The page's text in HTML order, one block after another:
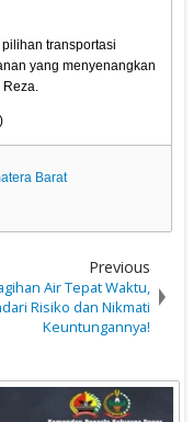
transportasi
yang menyenangkan
Reza.
Barat
Previous
Air Tepat Waktu,
Risiko dan Nikmati
Keuntungannya!